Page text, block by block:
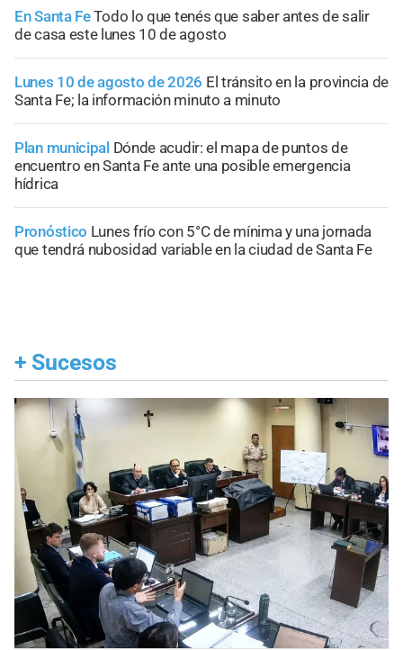
En Santa FeTodo lo que tenés que saber antes de salir
de casa este lunes 10 de agosto
Lunes 10 de agosto de 2026 El tránsito en la provincia de
Santa Fe; la información minuto a minuto
Plan municipal Dónde acudir: el mapa de puntos de
encuentro en Santa Fe ante una posible emergencia
hídrica
Pronóstico Lunes frío con 5°C de mínima y una jornada
que tendrá nubosidad variable en la ciudad de Santa Fe
+ Sucesos